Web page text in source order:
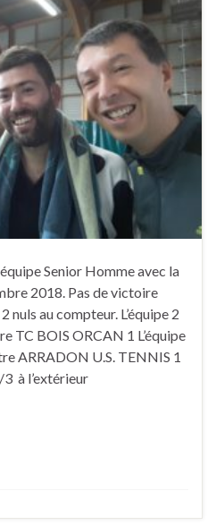
Senior Homme avec la
2018. Pas de victoire
au compteur. L’équipe 2
TC BOIS ORCAN 1 L’équipe
ARRADON U.S. TENNIS 1
3 à l’extérieur